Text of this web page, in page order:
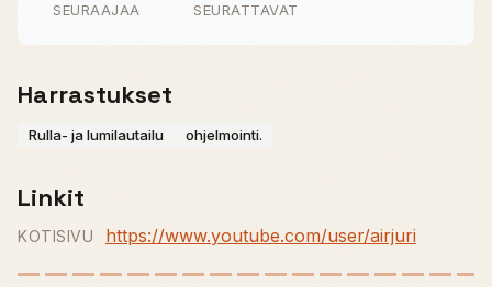
SEURAAJAA SEURATTAVAT
Harrastukset
Rulla- ja lumilautailu ohjelmointi.
Linkit
KOTISIVU https://www.youtube.com/user/airjuri